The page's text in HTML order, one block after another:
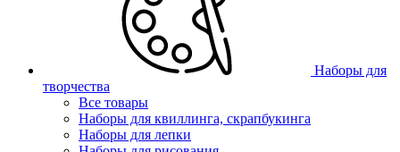
Наборы для
творчества
Все товары
Наборы для квиллинга, скрапбукинга
Наборы для лепки